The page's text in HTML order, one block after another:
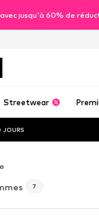
jusqu'à 60% de
Streetwear
JOURS
7